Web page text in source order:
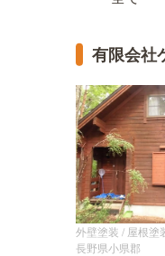
有限会社
長野県小県郡